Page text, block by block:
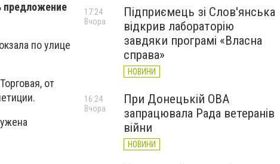
предложение
по улице
от
Підприємець зі Слов'янська
відкрив лабораторію
завдяки програмі «Власна
справа»
НОВИНИ
17:24
Вчора
При Донецькій ОВА
запрацювала Рада ветеранів
війни
НОВИНИ
16:24
Вчора